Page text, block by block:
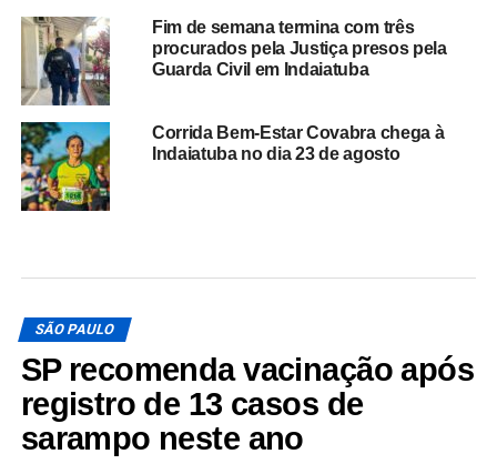
Fim de semana termina com três
procurados pela Justiça presos pela
Guarda Civil em Indaiatuba
Corrida Bem-Estar Covabra chega à
Indaiatuba no dia 23 de agosto
SÃO PAULO
SP recomenda vacinação após
registro de 13 casos de
sarampo neste ano